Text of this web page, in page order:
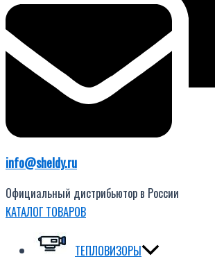
info@sheldy.ru
Официальный дистрибьютор в России
КАТАЛОГ ТОВАРОВ
ТЕПЛОВИЗОРЫ